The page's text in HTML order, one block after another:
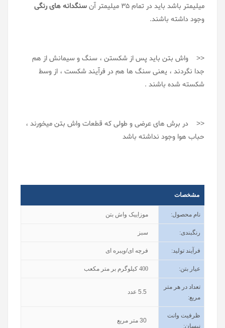
میلیمتر باشد باید در تمام 35 میلیمتر آن
سنگدانه های رنگی
وجود داشته باشند.
<< واش بتن باید پس از شکستن ، سنگ و سیمانش از هم
جدا نگردند ، یعنی سنگ ها هم در فرآیند شکست ، از وسط
شکسته شده باشند .
<< در برش های عرضی و طولی که قطعات واش بتن میخورند ،
حباب هوا وجود نداشته باشد
مشخصات
نام محصول: موزاییک واش بتن
رنگبندی: سبز
فرآیند تولید: فرچه ای/ویبره ای
عیار بتن:
400 کیلوگرم بر متر مکعب
تعداد در هر متر
مربع:
5.5 عدد
ظرفیت وانت
نیسان:
30 متر مربع